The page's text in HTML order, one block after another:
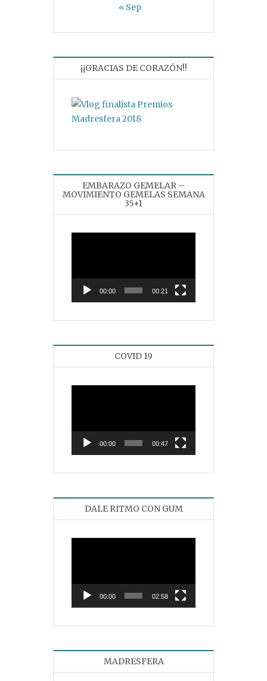
« Sep
¡¡GRACIAS DE CORAZÓN!!
EMBARAZO GEMELAR –
MOVIMIENTO GEMELAS SEMANA
35+1
00:00 00:21
COVID 19
00:00 00:47
DALE RITMO CON GUM
00:00 02:58
MADRESFERA